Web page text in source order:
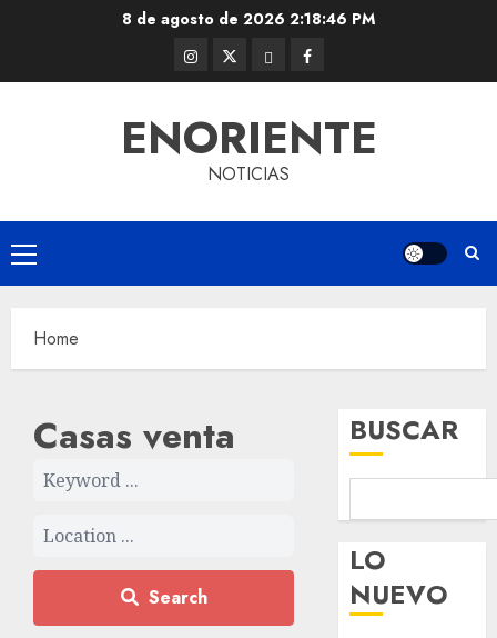
8 de agosto de 20262:18:47 PM
Instagram
@EnOriente
Twitter
(X)
ThreadsFacebook
ENORIENTE
NOTICIAS
Primary
Menu
Home
Casas venta
Search
BUSCAR
LO
NUEVO